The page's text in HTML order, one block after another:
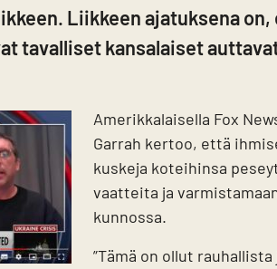
Liikkeen ajatuksena on,
tavalliset kansalaiset
Amerikkalaisella Fox
Garrah kertoo, että
kuskeja koteihinsa
vaatteita ja
kunnossa.
”Tämä on ollut